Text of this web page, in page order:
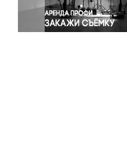
Экономика и бизнес